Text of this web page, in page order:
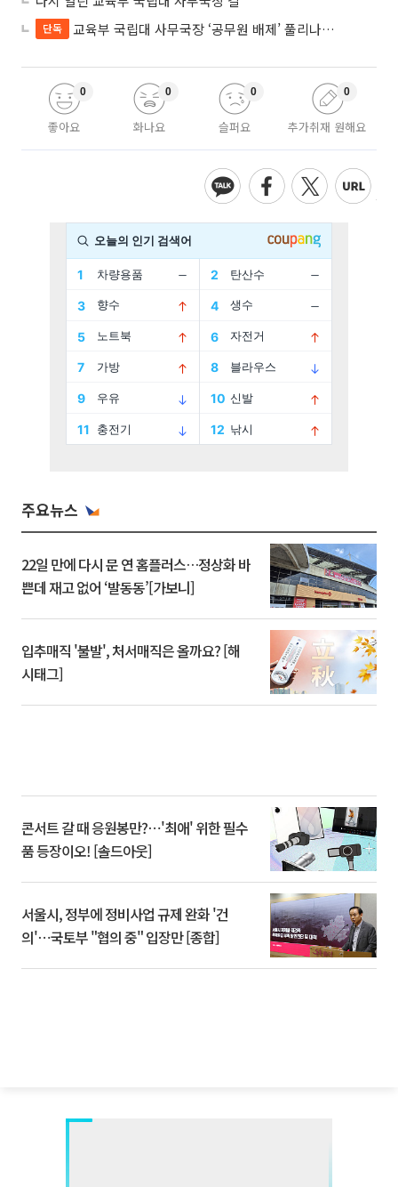
단독 교육부 국립대 사무국장 ‘공무원 배제’ 풀리나…응시자격 다시 열렸다
좋아요
0
화나요
0
슬퍼요
0
추가취재 원해요
0
주요뉴스
22일 만에 다시 문 연 홈플러스…정상화 바
쁜데 재고 없어 ‘발동동’[가보니]
입추매직 '불발', 처서매직은 올까요? [해
시태그]
콘서트 갈 때 응원봉만?⋯'최애' 위한 필수
품 등장이오! [솔드아웃]
서울시, 정부에 정비사업 규제 완화 '건
의'⋯국토부 "협의 중" 입장만 [종합]